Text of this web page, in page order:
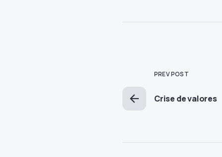
PREV POST
Crise de valores